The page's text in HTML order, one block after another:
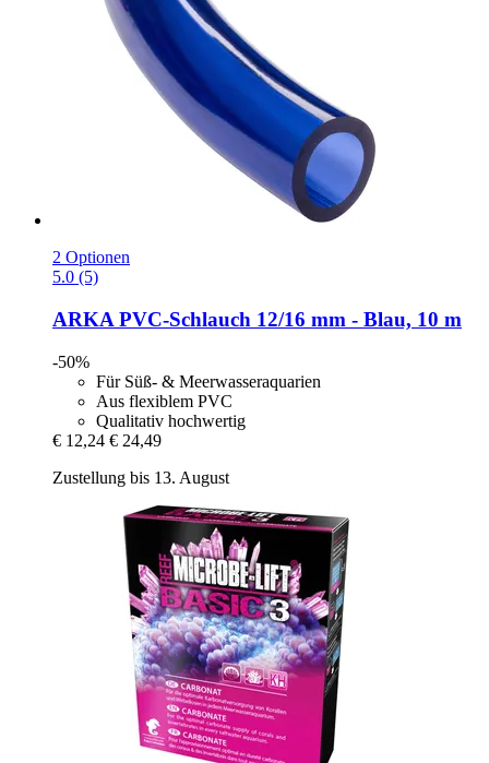
2 Optionen
5.0 (5)
ARKA PVC-​Schlauch 12/16 mm -​ Blau, 10 m
-50%
Für Süß- & Meerwasseraquarien
Aus flexiblem PVC
Qualitativ hochwertig
€ 12,24 € 24,49
Zustellung bis 13. August